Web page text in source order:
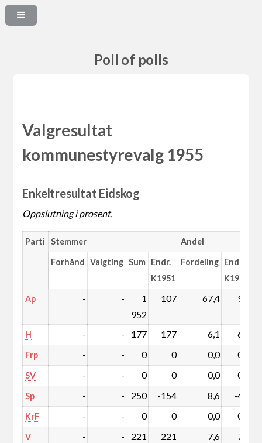
Poll of polls
Valgresultat
kommunestyrevalg 1955
Enkeltresultat Eidskog
Oppslutning i prosent.
Parti Stemmer Andel
Forhånd Valgting Sum Endr.
K1951
Fordeling Endr.
K1951
Ap - -
1
952
107 67,4 9,7
H - - 177 177 6,1 6,1
Frp - - 0 0 0,0 0,0
SV - - 0 0 0,0 0,0
Sp - - 250 -154 8,6 -4,0
KrF - - 0 0 0,0 0,0
V - - 221 221 7,6 7,6